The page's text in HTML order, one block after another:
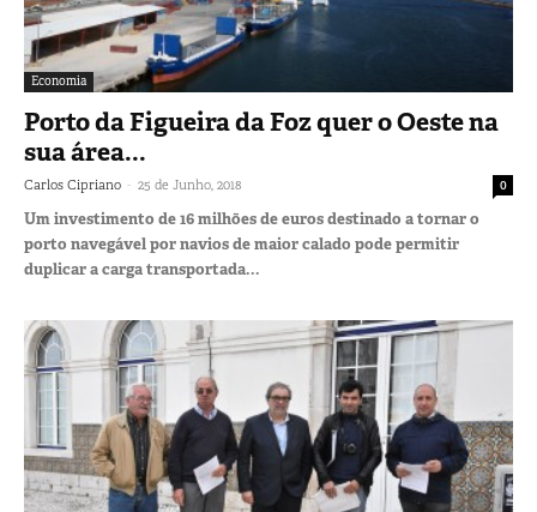
Economia
Porto da Figueira da Foz quer o Oeste na
sua área...
Carlos Cipriano - 25 de Junho, 2018 0
Um investimento de 16 milhões de euros destinado a tornar o
porto navegável por navios de maior calado pode permitir
duplicar a carga transportada...